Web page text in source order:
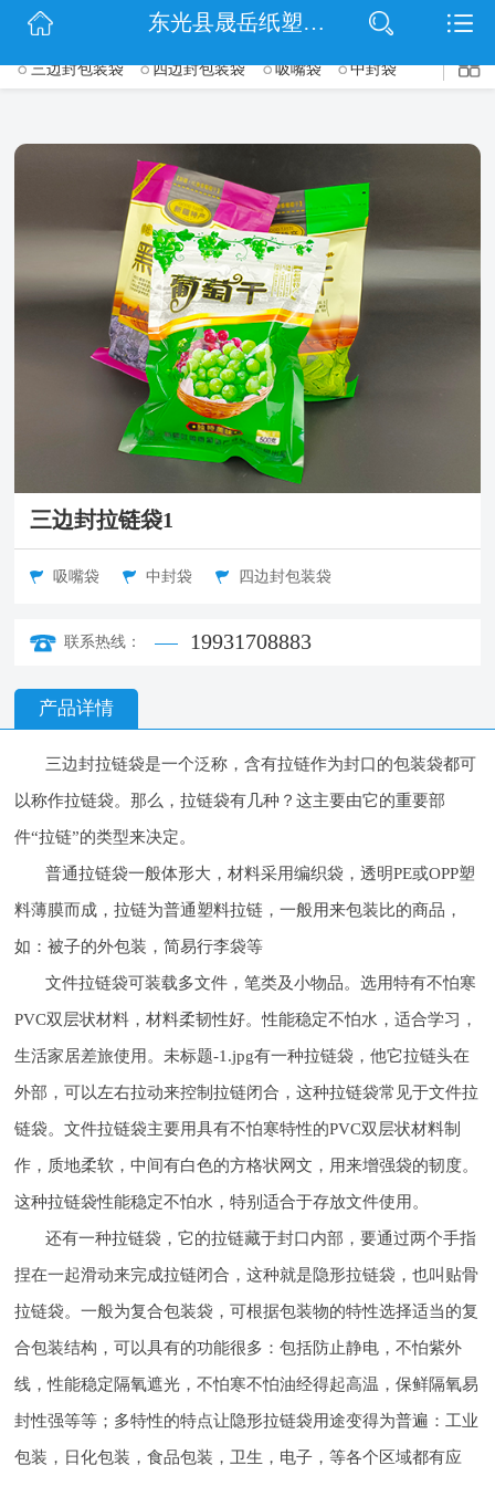
$(function() { $('.wrapper').navbarscroll(); });
网站首页
信息动态
产品展示
联系我们
东光县晟岳纸塑包装有限公司
三边封包装袋 四边封包装袋 吸嘴袋 中封袋
自立拉链袋 三边封拉链袋 三边封真空袋
三边封拉链袋1
吸嘴袋 中封袋 四边封包装袋
联系热线： 19931708883
产品详情
三边封拉链袋是一个泛称，含有拉链作为封口的包装袋都可
以称作拉链袋。那么，拉链袋有几种？这主要由它的重要部
件“拉链”的类型来决定。
普通拉链袋一般体形大，材料采用编织袋，透明PE或OPP塑
料薄膜而成，拉链为普通塑料拉链，一般用来包装比的商品，
如：被子的外包装，简易行李袋等
文件拉链袋可装载多文件，笔类及小物品。选用特有不怕寒
PVC双层状材料，材料柔韧性好。性能稳定不怕水，适合学习，
生活家居差旅使用。未标题-1.jpg有一种拉链袋，他它拉链头在
外部，可以左右拉动来控制拉链闭合，这种拉链袋常见于文件拉
链袋。文件拉链袋主要用具有不怕寒特性的PVC双层状材料制
作，质地柔软，中间有白色的方格状网文，用来增强袋的韧度。
这种拉链袋性能稳定不怕水，特别适合于存放文件使用。
还有一种拉链袋，它的拉链藏于封口内部，要通过两个手指
捏在一起滑动来完成拉链闭合，这种就是隐形拉链袋，也叫贴骨
拉链袋。一般为复合包装袋，可根据包装物的特性选择适当的复
合包装结构，可以具有的功能很多：包括防止静电，不怕紫外
线，性能稳定隔氧遮光，不怕寒不怕油经得起高温，保鲜隔氧易
封性强等等；多特性的特点让隐形拉链袋用途变得为普遍：工业
包装，日化包装，食品包装，卫生，电子，等各个区域都有应